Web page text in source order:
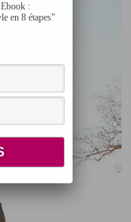
:
en 8 étapes"